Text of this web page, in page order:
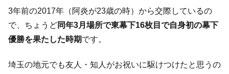
3年前の2017年（阿炎が23歳の時）から交際しているの
で、ちょうど同年3月場所で東幕下16枚目で自身初の幕下
優勝を果たした時期です。
埼玉の地元でも友人・知人がお祝いに駆けつけたと思うの